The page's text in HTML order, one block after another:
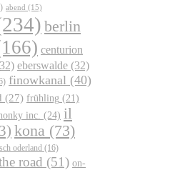
abend (15)
berlin
centurion
eberswalde (32)
finowkanal (40)
(27) frühling (21)
inc. (24) il
kona (73)
oderland (16)
road (51) on-